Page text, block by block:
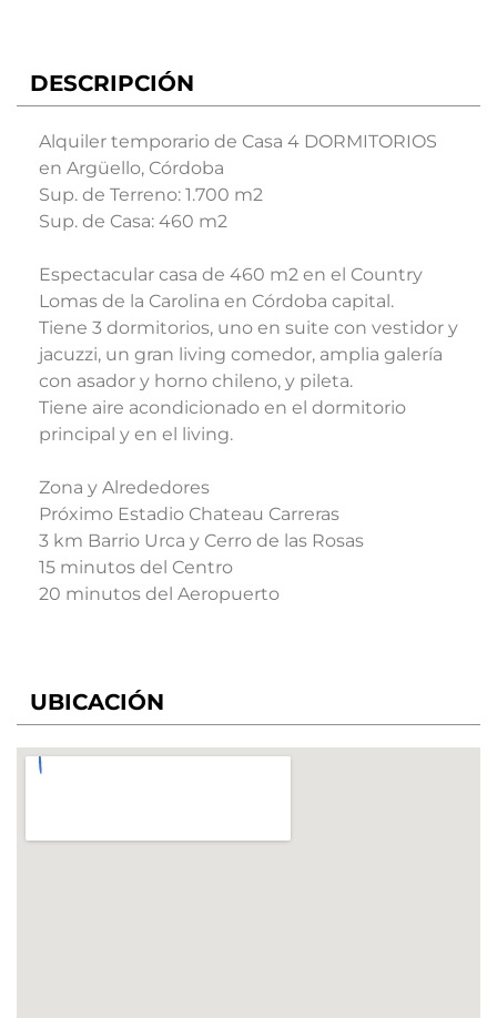
DESCRIPCIÓN
Alquiler temporario de Casa 4 DORMITORIOS
en Argüello, Córdoba
Sup. de Terreno: 1.700 m2
Sup. de Casa: 460 m2
Espectacular casa de 460 m2 en el Country
Lomas de la Carolina en Córdoba capital.
Tiene 3 dormitorios, uno en suite con vestidor y
jacuzzi, un gran living comedor, amplia galería
con asador y horno chileno, y pileta.
Tiene aire acondicionado en el dormitorio
principal y en el living.
Zona y Alrededores
Próximo Estadio Chateau Carreras
3 km Barrio Urca y Cerro de las Rosas
15 minutos del Centro
20 minutos del Aeropuerto
UBICACIÓN